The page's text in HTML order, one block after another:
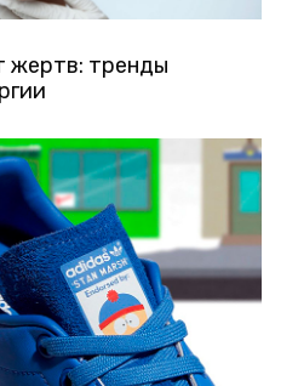
жертв: тренды